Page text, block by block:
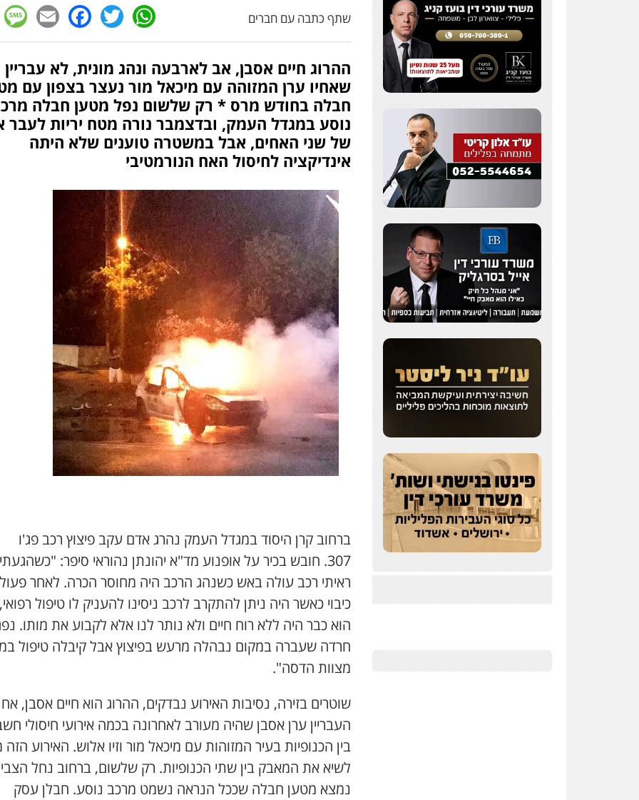
שתף כתבה עם חברים WhatsApp
Twitter
ההרוג חיים אסבן, אב לארבעה ונהג מונית, לא עבריין
שאחיו ערן המזוהה עם מיכאל מור נעצר בצפון עם
חבלה בחודש מרס * רק שלשום נפל מטען חבלה
נוסע במגדל העמק, ובדצמבר נורה מטח יריות לעבר
של שני האחים, אבל במשטרה טוענים שלא היתה
אינדיקציה לחיסול האח הנורמטיבי
ברחוב קרן היסוד במגדל העמק נהרג אדם עקב פיצוץ רכב פג'ו
307. חובש בכיר על אופנוע מד"א יהונתן נהוראי סיפר: "כשהגעתי
ראיתי רכב עולה באש כשנהג הרכב היה מחוסר הכרה. לאחר
כיבוי כאשר היה ניתן להתקרב לרכב ניסינו להעניק לו טיפול
הוא כבר היה ללא רוח חיים ולא נותר לנו אלא לקבוע את מותו.
חרדה שעברה במקום נבהלה מרעש בפיצוץ אבל קיבלה טיפול
מצוות הדסה".
שוטרים בזירה, נסיבות האירוע נבדקים, ההרוג הוא חיים אסבן,
העבריין ערן אסבן שהיה מעורב לאחרונה בכמה אירועי חיסולי
בין הכנופיות בעיר המזוהות עם מיכאל מור וזיו אלוש. האירוע הזה
לשיא את המאבק בין שתי הכנופיות. רק שלשום, ברחוב נחל
נמצא מטען חבלה שככל הנראה נשמט מרכב נוסע. חבלן עסק